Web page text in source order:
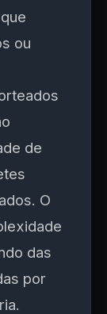
ou
de
O
das
por